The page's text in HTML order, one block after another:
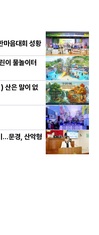
마음대회 성황
이 물놀이터
산은 말이 없
…문경, 산악형